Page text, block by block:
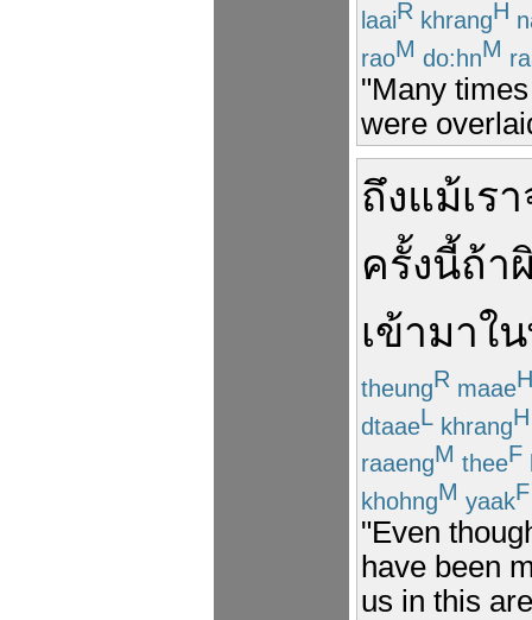
laaiR khrangH
raoM do:hnM
"Many
were
ถึงแม้เรา
ครั้งนี้ถ้า
เข้ามาใน
theungR maaeH
dtaaeL khrangH
raaengM theeF
khohngM yaakF
"Even
have been
us in this